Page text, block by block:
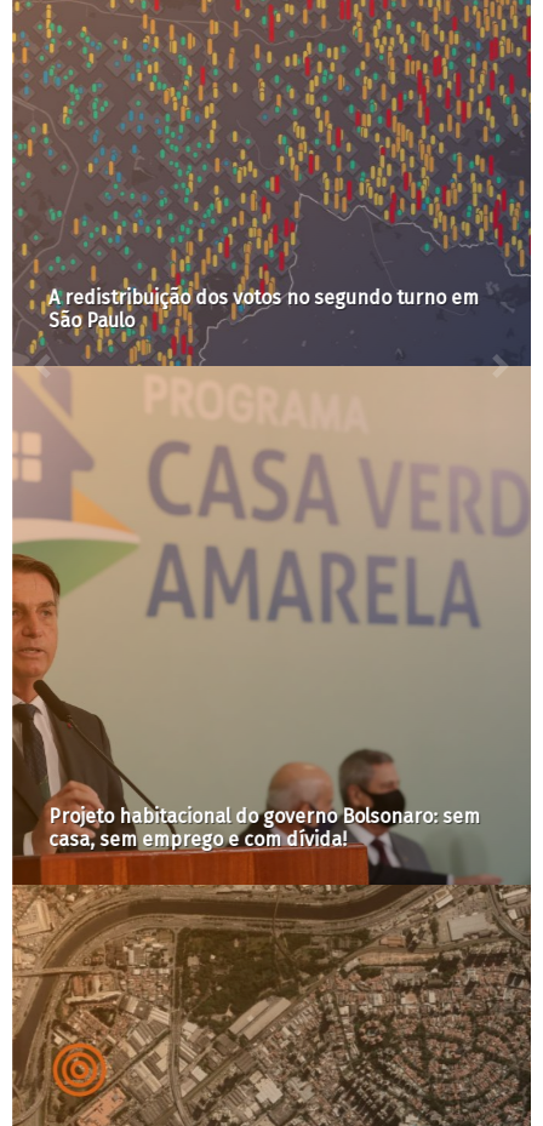
A redistribuição dos votos no segundo turno em
São Paulo
Projeto habitacional do governo Bolsonaro: sem
casa, sem emprego e com dívida!